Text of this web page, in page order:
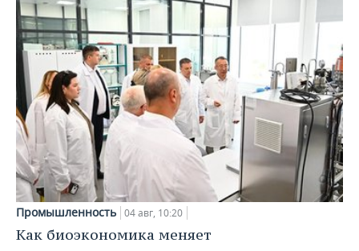
Промышленность 04 авг, 10:20
Как биоэкономика меняет